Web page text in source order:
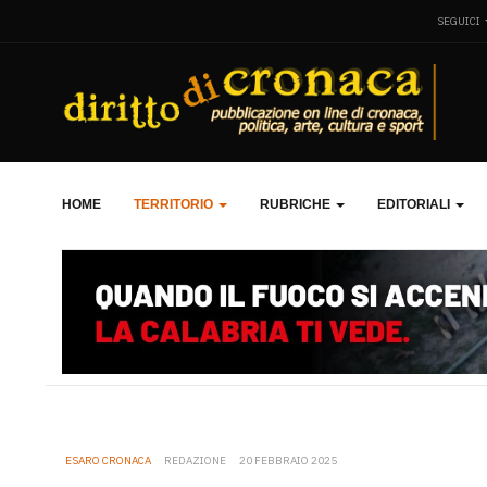
SEGUICI
HOME TERRITORIO RUBRICHE EDITORIALI
ESARO CRONACA REDAZIONE 20 FEBBRAIO 2025